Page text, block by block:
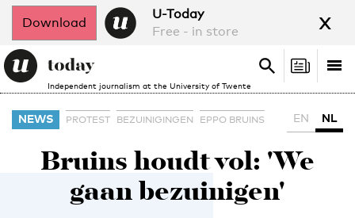
Download
U-Today
Free - in store
x
Independent journalism at the University of Twente
Search
Search
NEWS PROTEST BEZUINIGINGEN EPPO BRUINS EN NL
Bruins houdt vol: 'We
gaan bezuinigen'